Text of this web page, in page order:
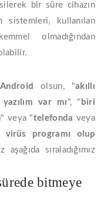
bir süre cihazın
kullanılan
olmadığından
Android olsun, "akıllı
var mı ", " biri
" veya "telefonda veya
virüs programı
olup
aşağıda sıraladığımız
bitmeye